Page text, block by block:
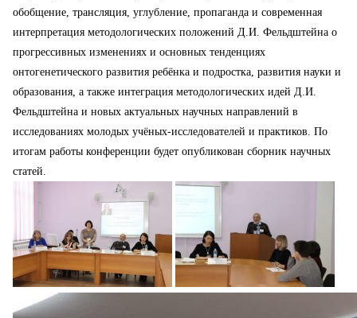
обобщение, трансляция, углубление, пропаганда и современная
интерпретация методологических положений Д.И. Фельдштейна о
прогрессивных изменениях и основных тенденциях
онтогенетического развития ребёнка и подростка, развития науки и
образования, а также интеграция методологических идей Д.И.
Фельдштейна и новых актуальных научных направлений в
исследованиях молодых учёных-исследователей и практиков. По
итогам работы конференции будет опубликован сборник научных
статей.